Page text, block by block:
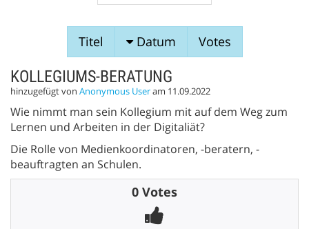
SESSIONVORSCHLÄGE
Titel Datum Votes
KOLLEGIUMS-BERATUNG
hinzugefügt von Anonymous Useram 11.09.2022
Wie nimmt man sein Kollegium mit auf dem Weg zum
Lernen und Arbeiten in der Digitaliät?
Die Rolle von Medienkoordinatoren, -beratern, -
beauftragten an Schulen.
0 Votes